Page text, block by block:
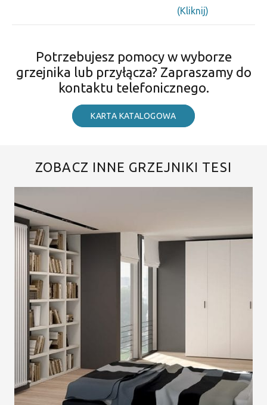
(Kliknij)
Potrzebujesz pomocy w wyborze
grzejnika lub przyłącza? Zapraszamy do
kontaktu telefonicznego.
KARTA KATALOGOWA
ZOBACZ INNE GRZEJNIKI TESI